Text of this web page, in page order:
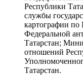
Республики
службы
картографии по
Федеральной
Татарстан;
отношений
Татарстан.